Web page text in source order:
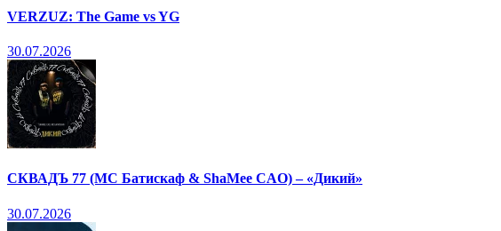
VERZUZ: The Game vs YG
30.07.2026
СКВАДЪ 77 (МС Батискаф & ShaMee CAO) – «Дикий»
30.07.2026